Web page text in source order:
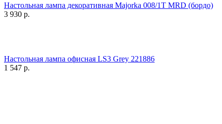
Настольная лампа декоративная Majorka 008/1T MRD (бордо)
3 930 р.
Настольная лампа офисная LS3 Grey 221886
1 547 р.